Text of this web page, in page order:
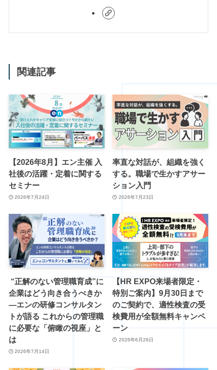
関連記事
【2026年8月】エン主催 入
社後の活躍・定着に関する
セミナー
2026年7月24日
率直な対話が、組織を強く
する。職場で生かすアサー
ション入門
2026年7月23日
“正解のない管理職育成”に
企業はどう向き合うべきか
―エンの研修コンサルタン
トが語る これからの管理職
に必要な「俯瞰の視座」と
は
2026年7月14日
【HR EXPO来場者限定・
特別ご案内】9月30日まで
のご契約で、適性検査の受
検費用が全額無料キャンペ
ーン
2026年6月26日